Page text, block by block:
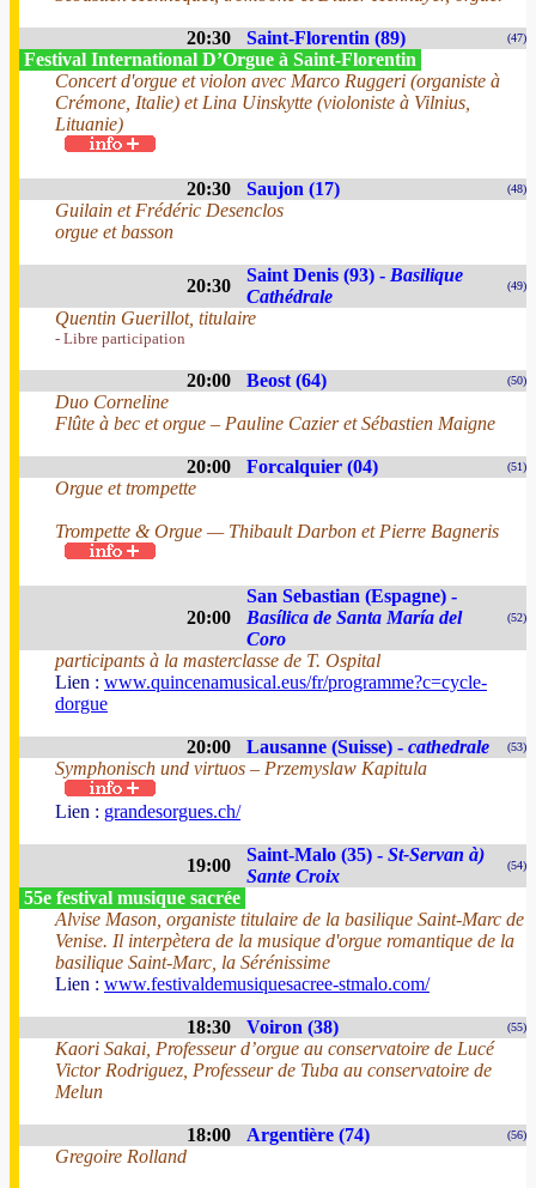
20:30 Saint-Florentin (89) (47)
Festival International D’Orgue à Saint-Florentin
Concert d'orgue et violon avec Marco Ruggeri (organiste à
Crémone, Italie) et Lina Uinskytte (violoniste à Vilnius,
Lituanie)
20:30 Saujon (17) (48)
Guilain et Frédéric Desenclos
orgue et basson
20:30
Saint Denis (93) - Basilique
Cathédrale
(49)
Quentin Guerillot, titulaire
- Libre participation
20:00 Beost (64) (50)
Duo Corneline
Flûte à bec et orgue – Pauline Cazier et Sébastien Maigne
20:00 Forcalquier (04) (51)
Orgue et trompette
Trompette & Orgue — Thibault Darbon et Pierre Bagneris
20:00
San Sebastian (Espagne) -
Basílica de Santa María del
Coro
(52)
participants à la masterclasse de T. Ospital
Lien : www.quincenamusical.eus/fr/programme?c=cycle-
dorgue
20:00 Lausanne (Suisse) - cathedrale (53)
Symphonisch und virtuos – Przemyslaw Kapitula
Lien : grandesorgues.ch/
19:00
Saint-Malo (35) - St-Servan à)
Sante Croix
(54)
55e festival musique sacrée
Alvise Mason, organiste titulaire de la basilique Saint-Marc de
Venise. Il interpètera de la musique d'orgue romantique de la
basilique Saint-Marc, la Sérénissime
Lien : www.festivaldemusiquesacree-stmalo.com/
18:30 Voiron (38) (55)
Kaori Sakai, Professeur d’orgue au conservatoire de Lucé
Victor Rodriguez, Professeur de Tuba au conservatoire de
Melun
18:00 Argentière (74) (56)
Gregoire Rolland